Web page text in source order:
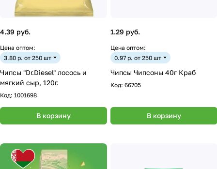
4.39 руб.
Цена оптом:
3.80 р. от 250 шт
Чипсы "Dr.Diesel" лосось и
мягкий сыр, 120г.
Код: 1001698
В корзину
1.29 руб.
Цена оптом:
0.97 р. от 250 шт
Чипсы Чипсоны 40г Краб
Код: 66705
В корзину